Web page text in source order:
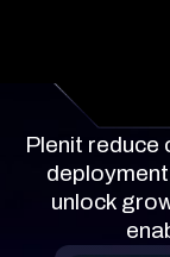
Plenit
unlock